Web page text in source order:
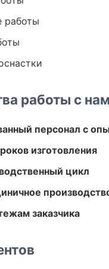
работы
работы с
персонал с
изготовления
цикл
заказчика